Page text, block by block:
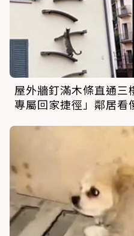
屋外牆釘滿木條直通三
專屬回家捷徑」鄰居看